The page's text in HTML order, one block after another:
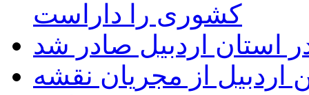
کشوری را داراست
استان اردبیل صادر شد
از مجریان نقشه